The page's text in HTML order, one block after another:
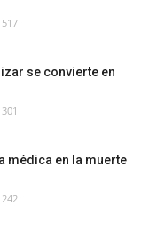
517
se convierte en
301
médica en la muerte
242